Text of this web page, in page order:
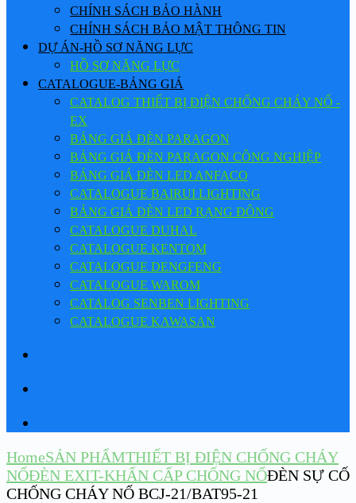
CHÍNH SÁCH BẢO HÀNH
CHÍNH SÁCH BẢO MẬT THÔNG TIN
DỰ ÁN-HỒ SƠ NĂNG LỰC
HỒ SƠ NĂNG LỰC
CATALOGUE-BẢNG GIÁ
CATALOG THIẾT BỊ ĐIỆN CHỐNG CHÁY NỔ -
EX
BẢNG GIÁ ĐÈN PARAGON
BẢNG GIÁ ĐÈN PARAGON CÔNG NGHIỆP
BẢNG GIÁ ĐÈN LED ANFACO
CATALOGUE BAIRUI LIGHTING
BẢNG GIÁ ĐÈN LED RẠNG ĐÔNG
CATALOGUE DUHAL
CATALOGUE KENTOM
CATALOGUE DENGFENG
CATALOGUE WAROM
CATALOG SENBEN LIGHTING
CATALOGUE KAWASAN
HomeSẢN PHẨMTHIẾT BỊ ĐIỆN CHỐNG CHÁY
NỔĐÈN EXIT-KHẨN CẤP CHỐNG NỔĐÈN SỰ CỐ
CHỐNG CHÁY NỔ BCJ-21/BAT95-21